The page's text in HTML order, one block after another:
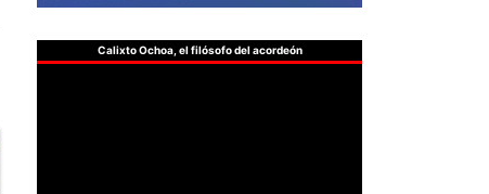
Calixto Ochoa, el filósofo del acordeón